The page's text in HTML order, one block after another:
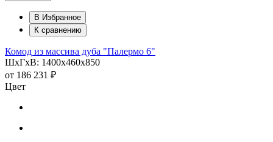
В Избранное
К сравнению
Комод из массива дуба "Палермо 6"
ШхГхВ: 1400х460х850
от 186 231 ₽
Цвет